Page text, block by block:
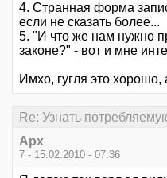
4. Странная форма
если не сказать более...
5. "И что же нам нужно
законе?" - вот и мне
Имхо, гугля это
Re: Узнать
Арх
7 - 15.02.2010 - 07:36